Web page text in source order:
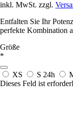
inkl. MwSt. zzgl.
Entfalten Sie Ihr
perfekte Kombination
Größe
*
XS S 24h
Dieses Feld ist